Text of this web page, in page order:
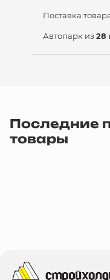
Поставка
Автопарк из 28
Последние
товары